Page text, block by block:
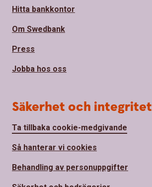
Hitta bankkontor
Om Swedbank
Press
Jobba hos oss
Säkerhet och integritet
Ta tillbaka cookie-medgivande
Så hanterar vi cookies
Behandling av personuppgifter